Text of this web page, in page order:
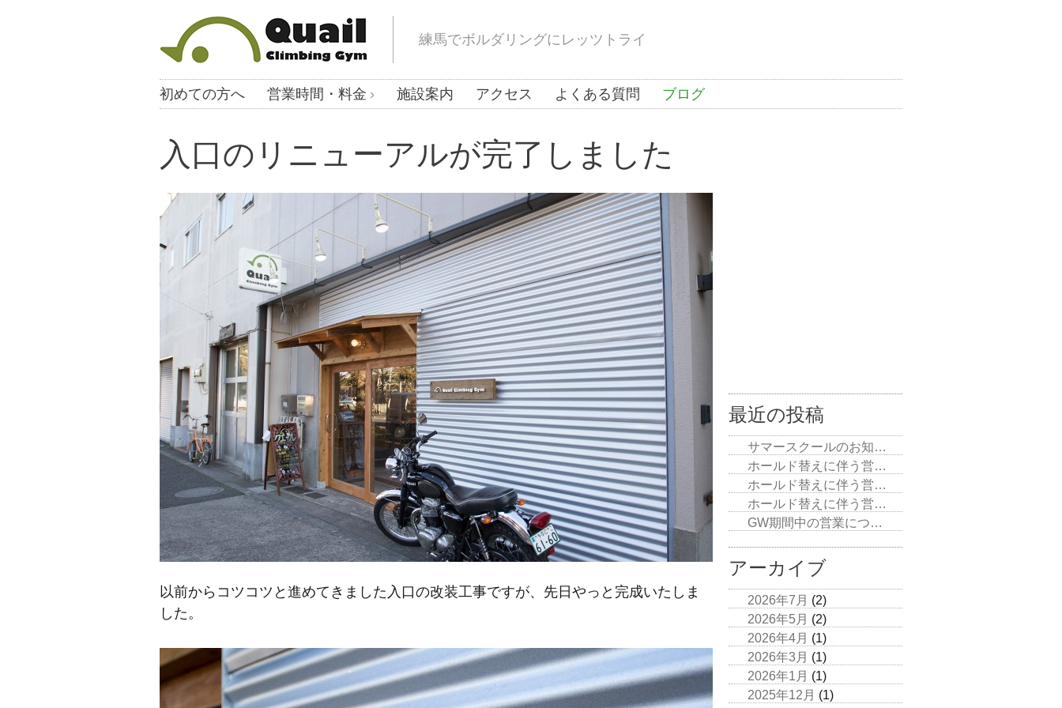
練馬でボルダリングにレッツトライ
初めての方へ 営業時間・料金 施設案内 アクセス よくある質問 ブログ
入口のリニューアルが完了しました
以前からコツコツと進めてきました入口の改装工事ですが、先日やっと完成いたしま
した。
最近の投稿
サマースクールのお知…
ホールド替えに伴う営…
ホールド替えに伴う営…
ホールド替えに伴う営…
GW期間中の営業につ…
アーカイブ
2026年7月 (2)
2026年5月 (2)
2026年4月 (1)
2026年3月 (1)
2026年1月 (1)
2025年12月 (1)